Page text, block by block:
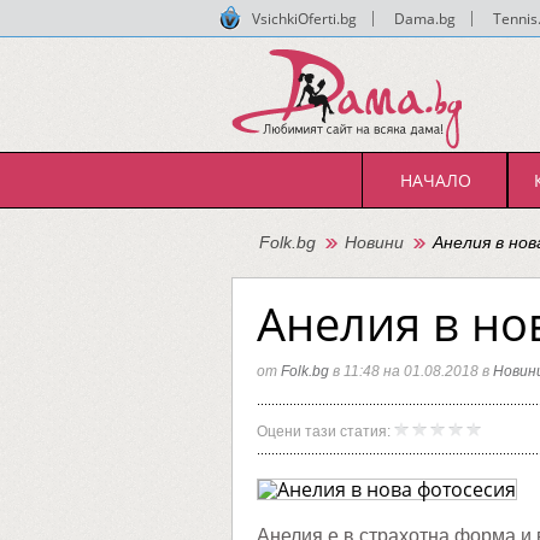
VsichkiOferti.bg Dama.bg
НАЧАЛО
Folk.bg Новини Анелия в
Анелия в
от Folk.bg в 11:48 на 01.08.2018 в
Оцени тази статия:
нова
Анелия e в страхотна форма и